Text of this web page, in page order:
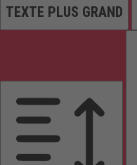
TEXTE PLUS GRAND